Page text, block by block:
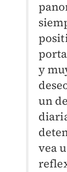
y
un
vea